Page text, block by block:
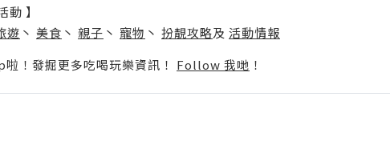
動 】
遊 丶 美食 丶 親子 丶 寵物 丶 扮靚攻略及 活動情報
！發掘更多吃喝玩樂資訊！ Follow 我哋 ！